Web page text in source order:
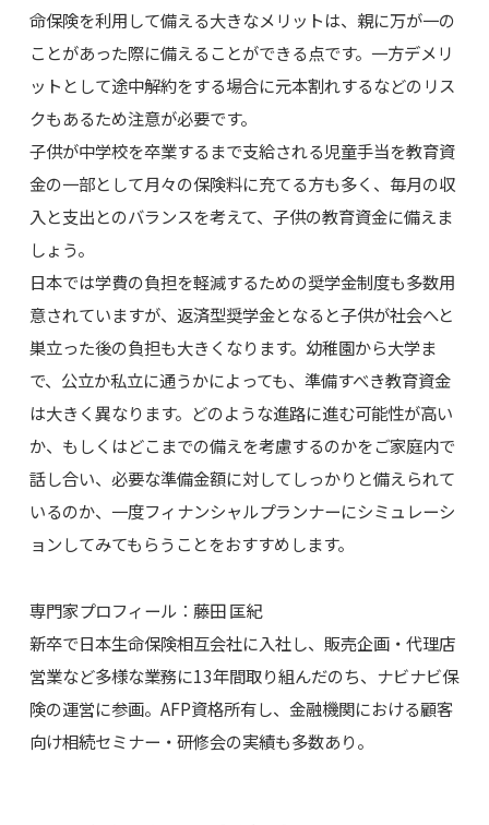
命保険を利用して備える大きなメリットは、親に万が一の
ことがあった際に備えることができる点です。一方デメリ
ットとして途中解約をする場合に元本割れするなどのリス
クもあるため注意が必要です。
子供が中学校を卒業するまで支給される児童手当を教育資
金の一部として月々の保険料に充てる方も多く、毎月の収
入と支出とのバランスを考えて、子供の教育資金に備えま
しょう。
日本では学費の負担を軽減するための奨学金制度も多数用
意されていますが、返済型奨学金となると子供が社会へと
巣立った後の負担も大きくなります。幼稚園から大学ま
で、公立か私立に通うかによっても、準備すべき教育資金
は大きく異なります。どのような進路に進む可能性が高い
か、もしくはどこまでの備えを考慮するのかをご家庭内で
話し合い、必要な準備金額に対してしっかりと備えられて
いるのか、一度フィナンシャルプランナーにシミュレーシ
ョンしてみてもらうことをおすすめします。
専門家プロフィール：藤田 匡紀
新卒で日本生命保険相互会社に入社し、販売企画・代理店
営業など多様な業務に13年間取り組んだのち、ナビナビ保
険の運営に参画。AFP資格所有し、金融機関における顧客
向け相続セミナー・研修会の実績も多数あり。